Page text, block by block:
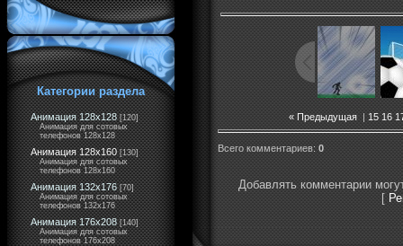
Категории раздела
Анимация 128x128 [120]
Анимация для сотовых
телефонов 128x128
Анимация 128x160 [130]
Анимация для сотовых
телефонов 128x160
Анимация 132x176 [70]
Анимация для сотовых
телефонов 132x176
Анимация 176x208 [140]
Анимация для сотовых
телефонов 176x208
« Предыдущая | 15 16
Всего комментариев: 0
Добавлять комментарии
[